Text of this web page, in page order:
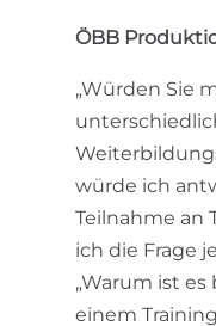
ÖBB
„Würden Sie
würde ich
Teilnahme an
ich die Frage
„Warum ist
einem